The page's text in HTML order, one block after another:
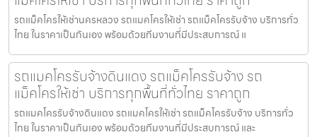
รถแม็คโครให้เช่านครหลวง รถแมคโครให้เช่า รถแม็คโครรับจ้าง บริการทั่ว
ไทย ในราคาเป็นกันเอง พร้อมด้วยทีมงานที่มีประสบการณ์ แ
รถแมคโครรับจ้างดินแดง รถแม็คโครรับจ้าง รถ
แม็คโครให้เช่า บริการทุกพื้นที่ทั่วไทย ราคาถูก
รถแมคโครรับจ้างดินแดง รถแมคโครให้เช่า รถแม็คโครรับจ้าง บริการทั่ว
ไทย ในราคาเป็นกันเอง พร้อมด้วยทีมงานที่มีประสบการณ์ และ